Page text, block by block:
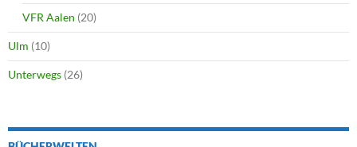
VFR Aalen (20)
Ulm (10)
Unterwegs (26)